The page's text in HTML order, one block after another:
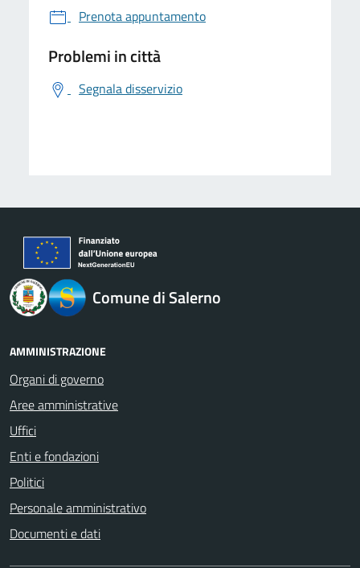
Prenota appuntamento
Problemi in città
Segnala disservizio
logo Unione Europea
Comune di Salerno
AMMINISTRAZIONE
Organi di governo
Aree amministrative
Uffici
Enti e fondazioni
Politici
Personale amministrativo
Documenti e dati